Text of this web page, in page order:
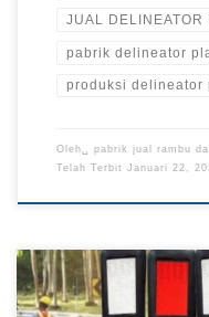
JUAL DELINEATOR
pabrik delineator
produksi delineator
Oleh␣ pabrik jual rambu
Telah Terbit Januari 22,